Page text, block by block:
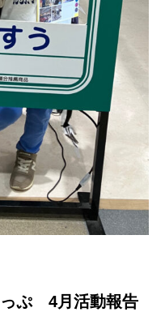
ぷ 4月活動報告